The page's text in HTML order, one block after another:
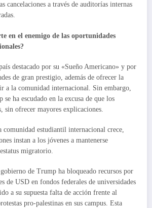
cancelaciones a través de auditorías internas
en el enemigo de las oportunidades
destacado por su «Sueño Americano» y por
de gran prestigio, además de ofrecer la
a la comunidad internacional. Sin embargo,
ha escudado en la excusa de que los
sin ofrecer mayores explicaciones.
estudiantil internacional crece,
instan a los jóvenes a mantenerse
migratorio.
de Trump ha bloqueado recursos por
de USD en fondos federales de universidades
a su supuesta falta de acción frente al
pro-palestinas en sus campus. Esta